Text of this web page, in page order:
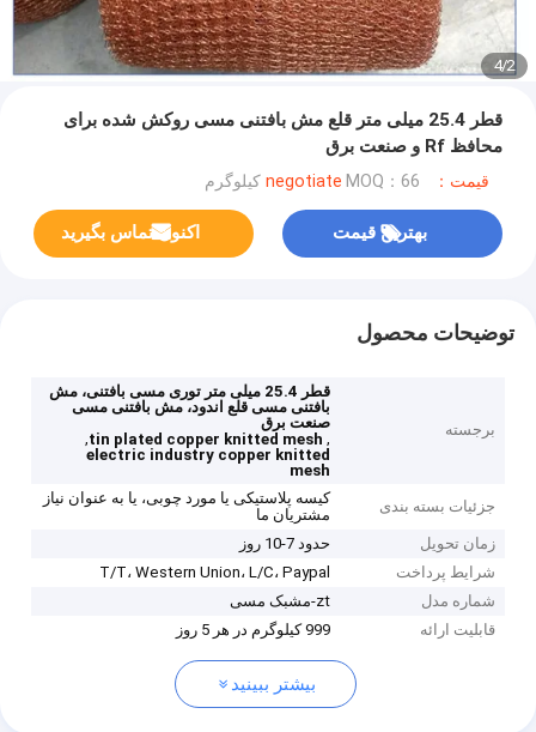
2
/
4
قطر 25.4 میلی متر قلع مش بافتنی مسی روکش شده برای
محافظ Rf و صنعت برق
قیمت：negotiate MOQ：66 کیلوگرم
بهترین قیمت اکنون تماس بگیرید
توضیحات محصول
برجسته
قطر 25.4 میلی متر توری مسی بافتنی، مش
بافتنی مسی قلع اندود، مش بافتنی مسی
صنعت برق
,
tin plated copper knitted mesh
,
electric industry copper knitted
mesh
جزئیات بسته بندی
کیسه پلاستیکی یا مورد چوبی، یا به عنوان نیاز
مشتریان ما
زمان تحویل
حدود 7-10 روز
شرایط پرداخت
T/T، Western Union، L/C، Paypal
شماره مدل
zt-مشبک مسی
قابلیت ارائه
999 کیلوگرم در هر 5 روز
بیشتر ببینید